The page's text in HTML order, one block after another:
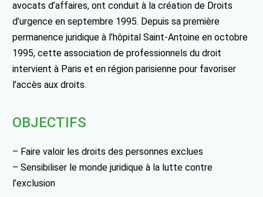
avocats d’affaires, ont conduit à la création de Droits
d’urgence en septembre 1995. Depuis sa première
permanence juridique à l’hôpital Saint-Antoine en octobre
1995, cette association de professionnels du droit
intervient à Paris et en région parisienne pour favoriser
l’accès aux droits.
OBJECTIFS
– Faire valoir les droits des personnes exclues
– Sensibiliser le monde juridique à la lutte contre
l’exclusion